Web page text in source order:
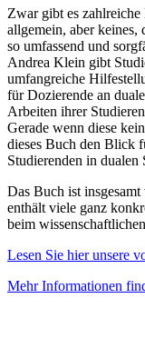
Zwar gibt es
allgemein, aber keines,
so umfassend und
Andrea Klein gibt
umfangreiche
für Dozierende an
Arbeiten ihrer
Gerade wenn diese
dieses Buch den Blick
Studierenden in dualen
Das Buch ist
enthält viele ganz
beim
Lesen Sie hier unsere
Mehr Informationen